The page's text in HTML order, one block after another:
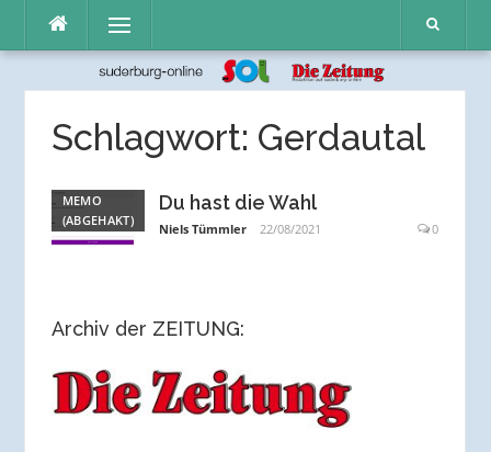
Inhalt
Menü
Schlagwort: Gerdautal
MEMO
(ABGEHAKT)
Du hast die Wahl
Niels Tümmler 22/08/2021 0
Archiv der ZEITUNG: